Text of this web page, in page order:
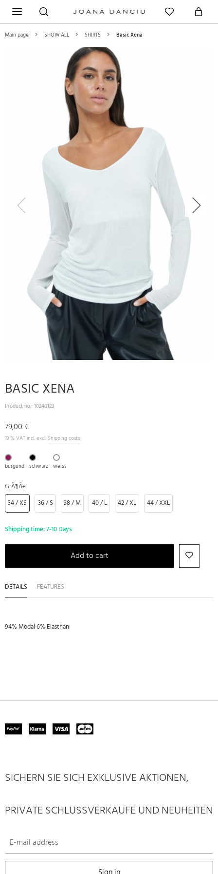
Main page SHOW ALL SHIRTS Basic Xena
Previous Next
BASIC XENA
Product no.: 10240123
79,00 €
19 % VAT incl. excl. Shipping costs
burgund schwarz weiss
GrÃ¶Ãe
34 / XS
36 / S 38 / M 40 / L 42 / XL 44 / XXL
Shipping time:7-10 Days
Add to cart
DETAILS FEATURES
94% Modal 6% Elasthan
SICHERN SIE SICH EXKLUSIVE AKTIONEN,
PRIVATE SCHLUSSVERKÄUFE UND NEUHEITEN